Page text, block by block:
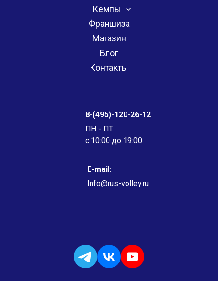
Кемпы
Франшиза
Магазин
Блог
Контакты
8-(495)-120-26-12
ПН - ПТ
c 10:00 до 19:00
E-mail:
Info@rus-volley.ru